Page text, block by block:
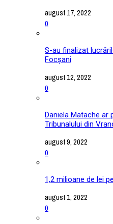
august 17, 2022
0
S-au finalizat
Focșani
august 12, 2022
0
Daniela Matache ar
Tribunalului din
august 9, 2022
0
1,2 milioane de lei
august 1, 2022
0